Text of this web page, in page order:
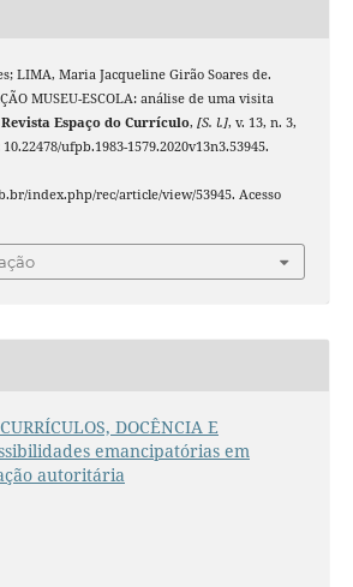
LIMA, Maria Jacqueline Girão Soares de.
MUSEU-ESCOLA: análise de uma visita
Revista Espaço do Currículo, [S. l.], v. 13, n. 3,
ufpb.1983-1579.2020v13n3.53945.
index.php/rec/article/view/53945. Acesso
DOCÊNCIA E
emancipatórias em
autoritária